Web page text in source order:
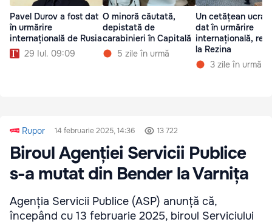
Pavel Durov a fost dat
în urmărire
internațională de Rusia
29 Iul. 09:09
O minoră căutată,
depistată de
carabinieri în Capitală
5 zile în urmă
Un cetățean
dat în urmărire
internațională,
la Rezina
3 zile în urmă
Rupor 14 februarie 2025, 14:36 13 722
Biroul Agenției Servicii Publice
s-a mutat din Bender la Varnița
Agenția Servicii Publice (ASP) anunță că,
începând cu 13 februarie 2025, biroul Serviciului